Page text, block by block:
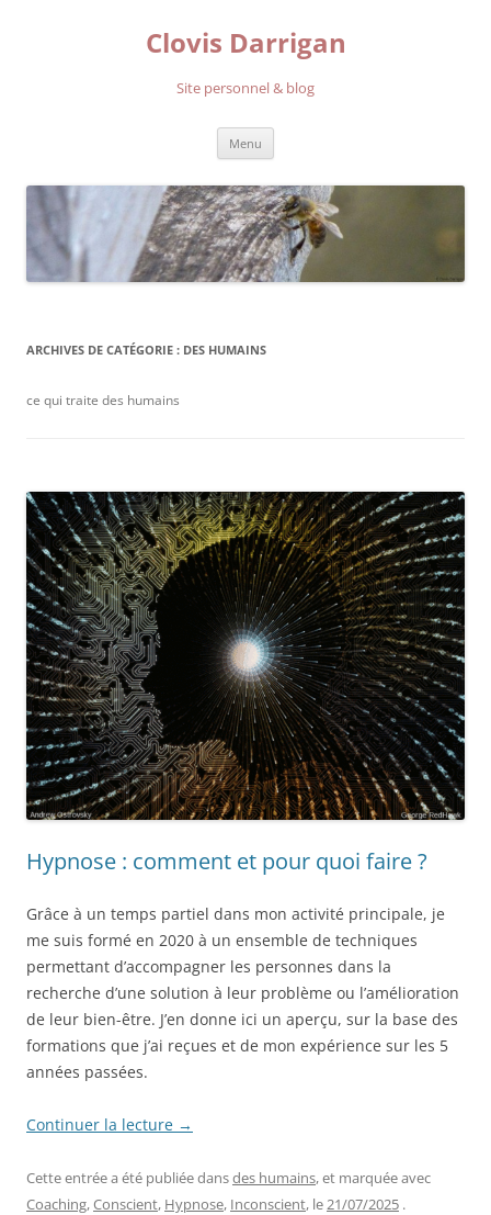
Clovis Darrigan
Site personnel & blog
Menu
ARCHIVES DE CATÉGORIE : DES HUMAINS
ce qui traite des humains
Hypnose : comment et pour quoi faire ?
Grâce à un temps partiel dans mon activité principale, je
me suis formé en 2020 à un ensemble de techniques
permettant d’accompagner les personnes dans la
recherche d’une solution à leur problème ou l’amélioration
de leur bien-être. J’en donne ici un aperçu, sur la base des
formations que j’ai reçues et de mon expérience sur les 5
années passées.
Continuer la lecture →
Cette entrée a été publiée dansdes humains, et marquée avec
Coaching,Conscient, Hypnose, Inconscient, le 21/07/2025 .